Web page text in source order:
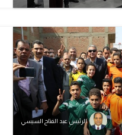
الرئيس عبد الفتاح السيسي